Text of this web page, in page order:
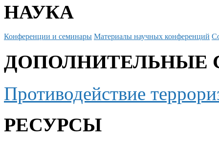
НАУКА
Конференции и семинары Материалы научных конференций
ДОПОЛНИТЕЛЬНЫЕ
Противодействие
РЕСУРСЫ